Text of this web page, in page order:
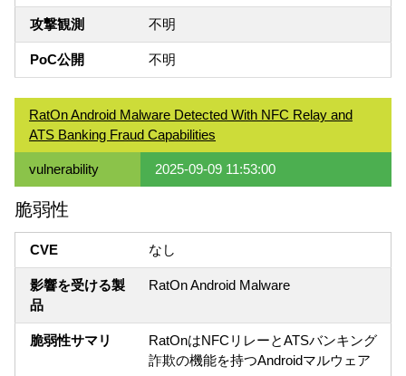
攻撃観測 不明
PoC公開 不明
RatOn Android Malware Detected With NFC Relay and
ATS Banking Fraud Capabilities
vulnerability 2025-09-09 11:53:00
脆弱性
CVE なし
影響を受ける製
品
RatOn Android Malware
脆弱性サマリ
RatOnはNFCリレーとATSバンキング
詐欺の機能を持つAndroidマルウェア